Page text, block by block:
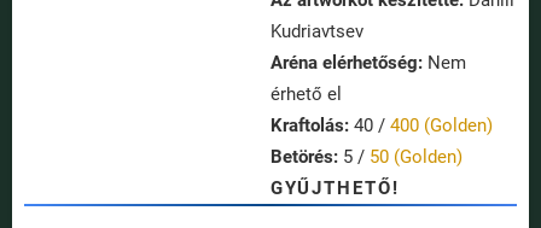
Kudriavtsev
Aréna elérhetőség: Nem
érhető el
Kraftolás: 40 / 400 (Golden)
Betörés: 5 / 50 (Golden)
GYŰJTHETŐ!